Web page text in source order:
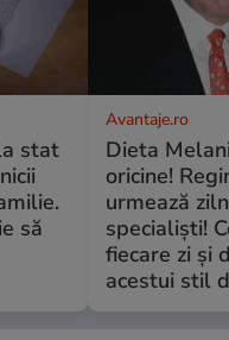
stat
să
Avantaje.ro
Dieta
oricine!
urmează
specialiști!
fiecare zi și
acestui stil